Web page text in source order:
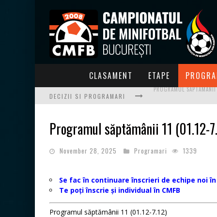
CLASAMENT ETAPE
DECIZII SI PROGRAMARI
PROGRAMUL
PROGRAMUL
PROGRAMUL
Programul săptămânii 11 (01.12-
November 28, 2025 Programari 1339
Se fac în continuare înscrieri de echipe noi în
Te poți înscrie și individual în CMFB
Programul săptămânii 11 (01.12-7.12)